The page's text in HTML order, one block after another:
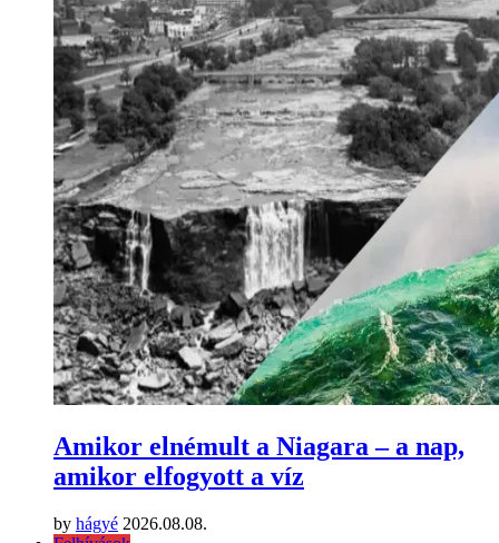
Amikor elnémult a Niagara – a nap,
amikor elfogyott a víz
by hágyé 2026.08.08.